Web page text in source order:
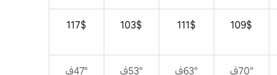
$‏109
$‏111
$‏103
$‏117
70°ف 63°ف 53°ف 47°ف